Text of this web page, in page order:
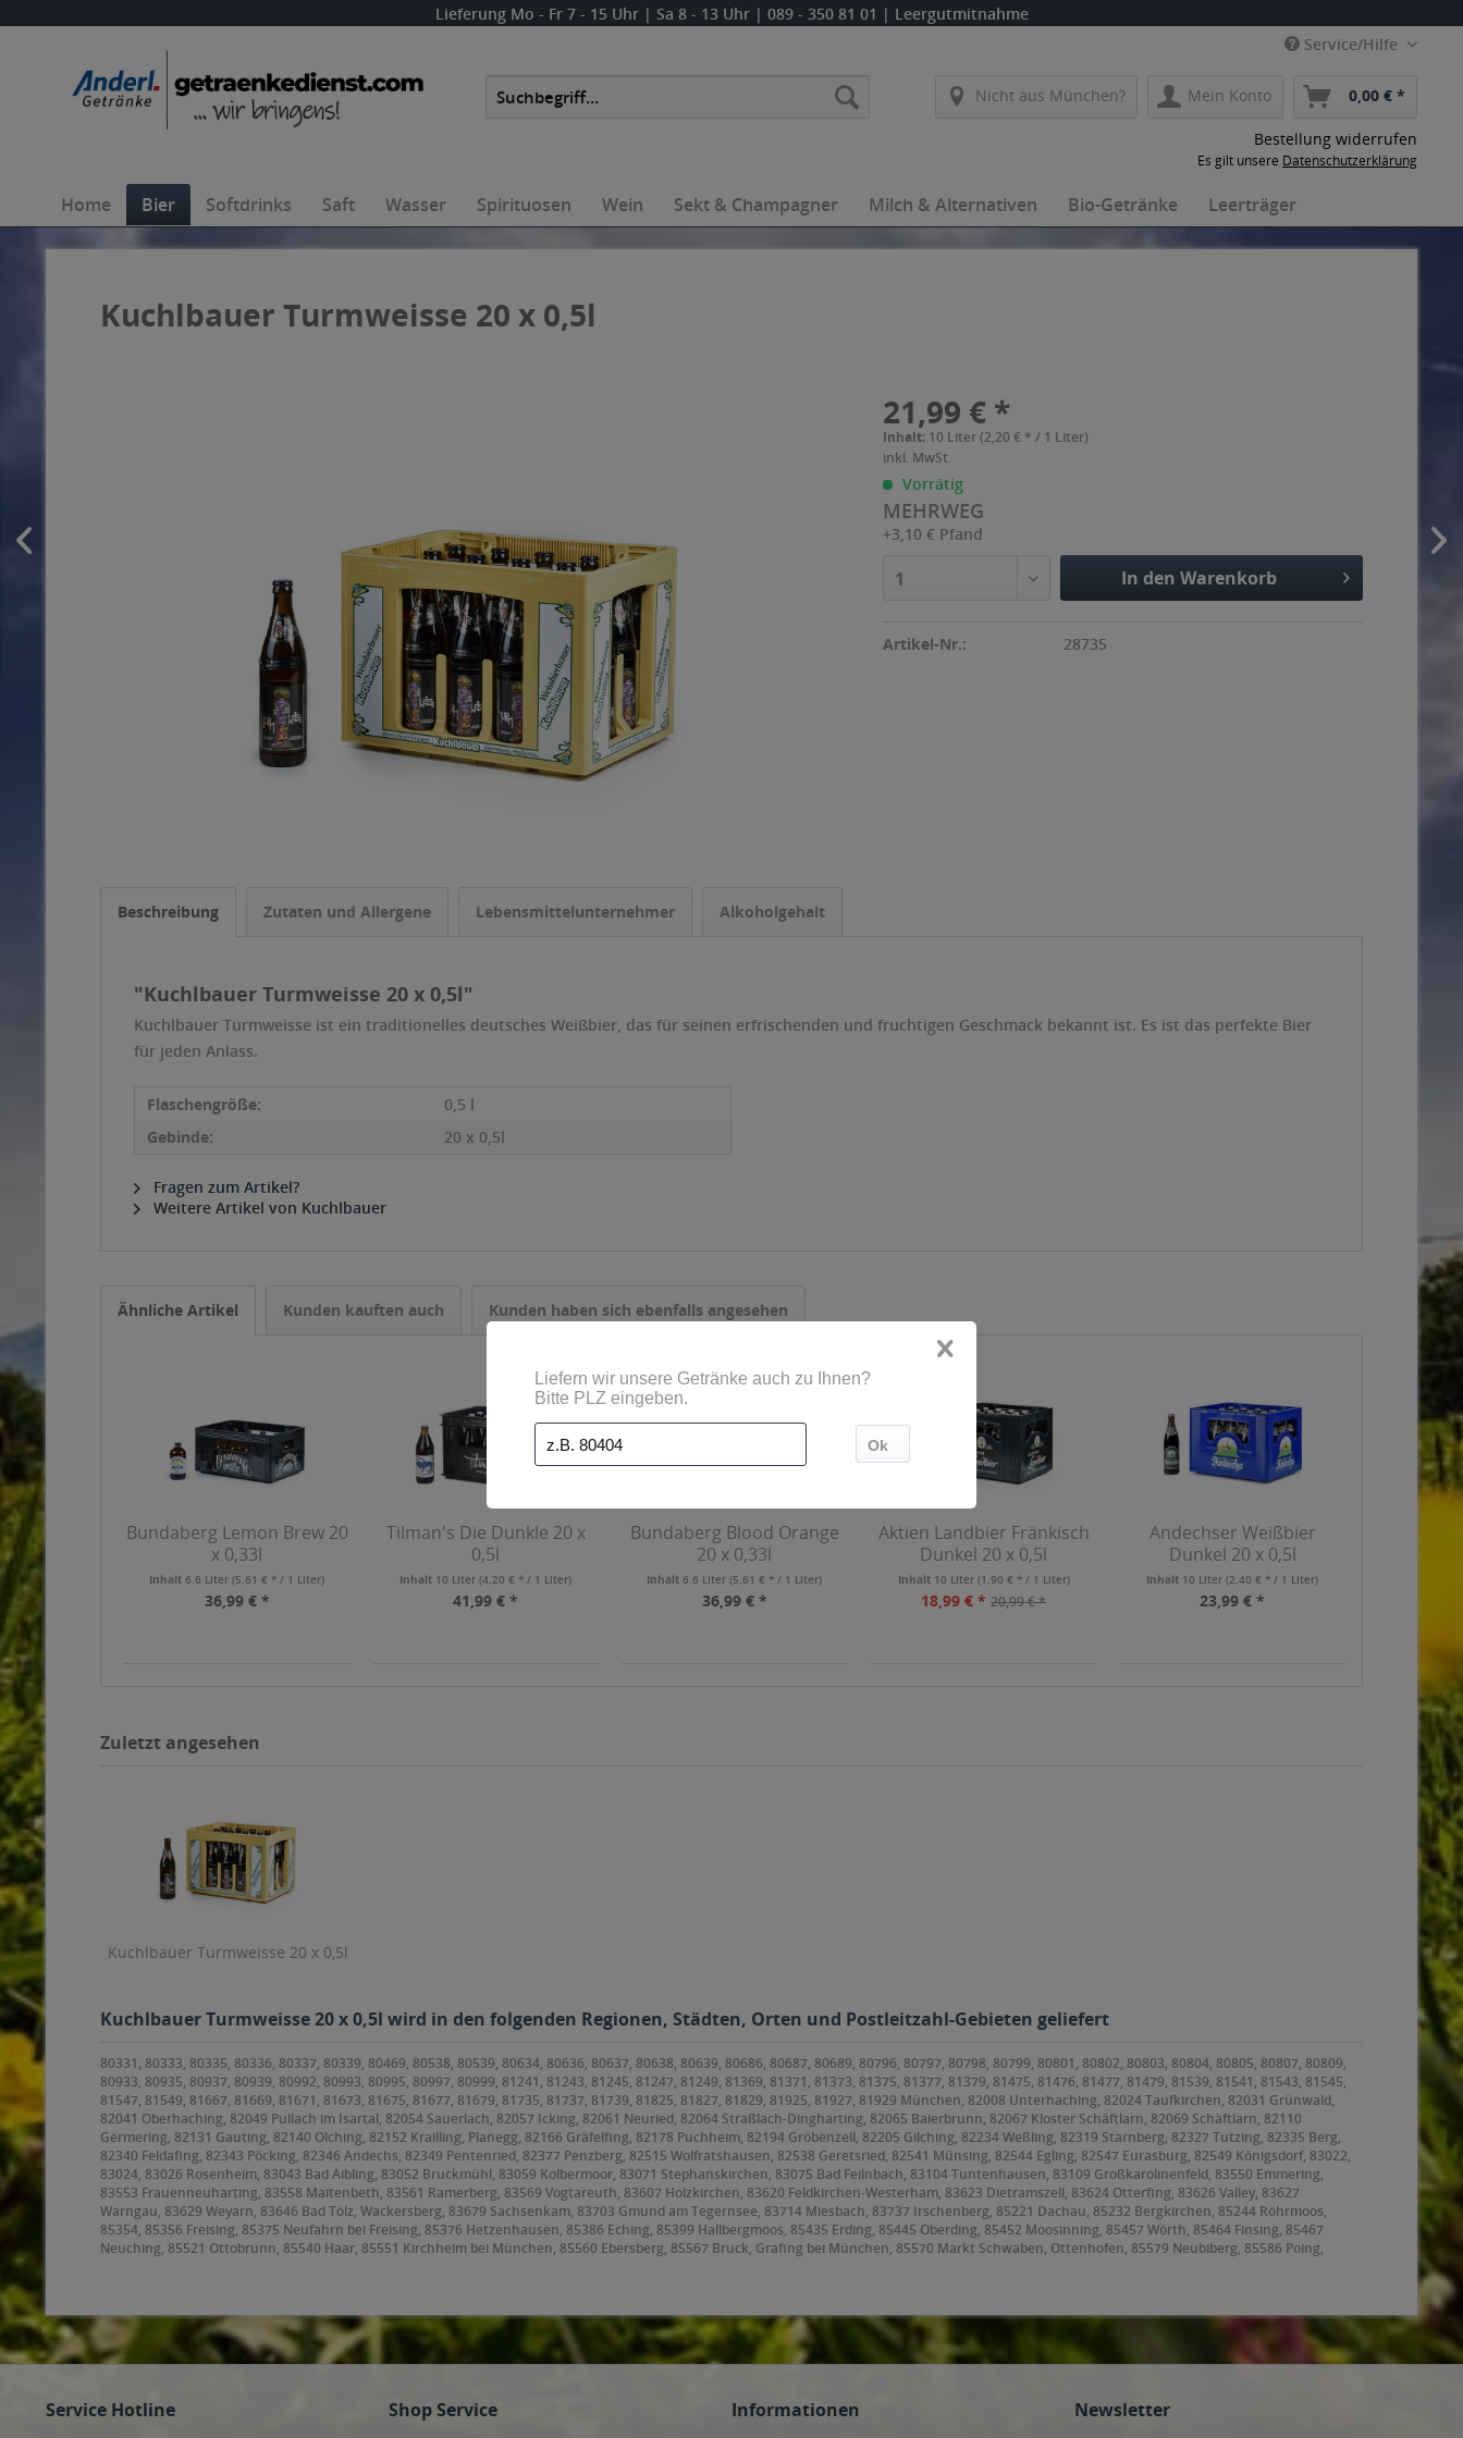
Lieferung Mo - Fr 7 - 15 Uhr | Sa 8 - 13 Uhr | 089 - 350 81 01 | Leergutmitnahme
Service/Hilfe
Nicht aus München? Mein Konto 0,00 € *
Bestellung widerrufen
Es gilt unsere Datenschutzerklärung
Home Bier Softdrinks Saft Wasser Spirituosen Wein Sekt & Champagner Milch & Alternativen Bio-Getränke Leerträger
Kuchlbauer Turmweisse 20 x 0,5l
21,99 € *
Inhalt: 10 Liter (2,20 € * / 1 Liter)
inkl. MwSt.
Vorrätig
MEHRWEG
+3,10 € Pfand
1 In den Warenkorb
Artikel-Nr.: 28735
Beschreibung Zutaten und Allergene Lebensmittelunternehmer Alkoholgehalt
"Kuchlbauer Turmweisse 20 x 0,5l"
Kuchlbauer Turmweisse ist ein traditionelles deutsches Weißbier, das für seinen erfrischenden und fruchtigen Geschmack bekannt ist. Es ist das perfekte Bier
für jeden Anlass.
Flaschengröße:
0,5 l
Gebinde:
20 x 0,5l
Fragen zum Artikel?
Weitere Artikel von Kuchlbauer
Ähnliche Artikel Kunden kauften auch Kunden haben sich ebenfalls angesehen
Bundaberg Lemon Brew 20
x 0,33l
Inhalt6.6 Liter(5,61 € * / 1 Liter)
36,99 € *
Tilman's Die Dunkle 20 x
0,5l
Inhalt 10 Liter(4,20 € * / 1 Liter)
41,99 € *
Bundaberg Blood Orange
20 x 0,33l
Inhalt6.6 Liter(5,61 € * / 1 Liter)
36,99 € *
Aktien Landbier Fränkisch
Dunkel 20 x 0,5l
Inhalt 10 Liter (1,90 € * / 1 Liter)
18,99 € * 20,99 € *
Andechser Weißbier
Dunkel 20 x 0,5l
Inhalt 10 Liter(2,40 € * / 1 Liter)
23,99 € *
Zuletzt angesehen
Kuchlbauer Turmweisse 20 x 0,5l
Kuchlbauer Turmweisse 20 x 0,5l wird in den folgenden Regionen, Städten, Orten und Postleitzahl-Gebieten geliefert
80331, 80333, 80335, 80336, 80337, 80339, 80469, 80538, 80539, 80634, 80636, 80637, 80638, 80639, 80686, 80687, 80689, 80796, 80797, 80798, 80799, 80801, 80802, 80803, 80804, 80805, 80807, 80809,
80933, 80935, 80937, 80939, 80992, 80993, 80995, 80997, 80999, 81241, 81243, 81245, 81247, 81249, 81369, 81371, 81373, 81375, 81377, 81379, 81475, 81476, 81477, 81479, 81539, 81541, 81543, 81545,
81547, 81549, 81667, 81669, 81671, 81673, 81675, 81677, 81679, 81735, 81737, 81739, 81825, 81827, 81829, 81925, 81927, 81929 München, 82008 Unterhaching, 82024 Taufkirchen, 82031 Grünwald,
82041 Oberhaching, 82049 Pullach im Isartal, 82054 Sauerlach, 82057 Icking, 82061 Neuried, 82064 Straßlach-Dingharting, 82065 Baierbrunn, 82067 Kloster Schäftlarn, 82069 Schäftlarn, 82110
Germering, 82131 Gauting, 82140 Olching, 82152 Krailling, Planegg, 82166 Gräfelfing, 82178 Puchheim, 82194 Gröbenzell, 82205 Gilching, 82234 Weßling, 82319 Starnberg, 82327 Tutzing, 82335 Berg,
82340 Feldafing, 82343 Pöcking, 82346 Andechs, 82349 Pentenried, 82377 Penzberg, 82515 Wolfratshausen, 82538 Geretsried, 82541 Münsing, 82544 Egling, 82547 Eurasburg, 82549 Königsdorf, 83022,
83024, 83026 Rosenheim, 83043 Bad Aibling, 83052 Bruckmühl, 83059 Kolbermoor, 83071 Stephanskirchen, 83075 Bad Feilnbach, 83104 Tuntenhausen, 83109 Großkarolinenfeld, 83550 Emmering,
83553 Frauenneuharting, 83558 Maitenbeth, 83561 Ramerberg, 83569 Vogtareuth, 83607 Holzkirchen, 83620 Feldkirchen-Westerham, 83623 Dietramszell, 83624 Otterfing, 83626 Valley, 83627
Warngau, 83629 Weyarn, 83646 Bad Tölz, Wackersberg, 83679 Sachsenkam, 83703 Gmund am Tegernsee, 83714 Miesbach, 83737 Irschenberg, 85221 Dachau, 85232 Bergkirchen, 85244 Röhrmoos,
85354, 85356 Freising, 85375 Neufahrn bei Freising, 85376 Hetzenhausen, 85386 Eching, 85399 Hallbergmoos, 85435 Erding, 85445 Oberding, 85452 Moosinning, 85457 Wörth, 85464 Finsing, 85467
Neuching, 85521 Ottobrunn, 85540 Haar, 85551 Kirchheim bei München, 85560 Ebersberg, 85567 Bruck, Grafing bei München, 85570 Markt Schwaben, Ottenhofen, 85579 Neubiberg, 85586 Poing,
Oberschleißheim, 85774 Unterföhring
Service Hotline Shop Service Informationen Newsletter